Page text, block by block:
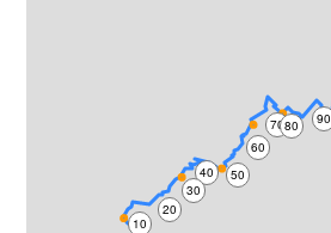
10
20
30
40 50
60
7080 90